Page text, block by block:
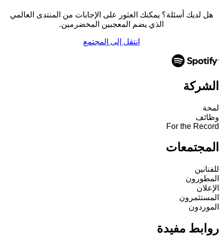
هل لديك أسئلة؟ يمكنك العثور على الإجابات من المنتدى العالمي
الذي يضم المعجبين المخضرمين.
انتقل إلى المجتمع
الشركة
لمحة
وظائف
For the Record
المجتمعات
للفنانين
المطورون
الإعلان
المستثمرون
الموردون
روابط مفيدة